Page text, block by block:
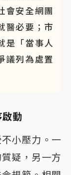
會安全網團
醫必要；市
是「當事人
議列為處置
動
小壓力。一
疑，另一方